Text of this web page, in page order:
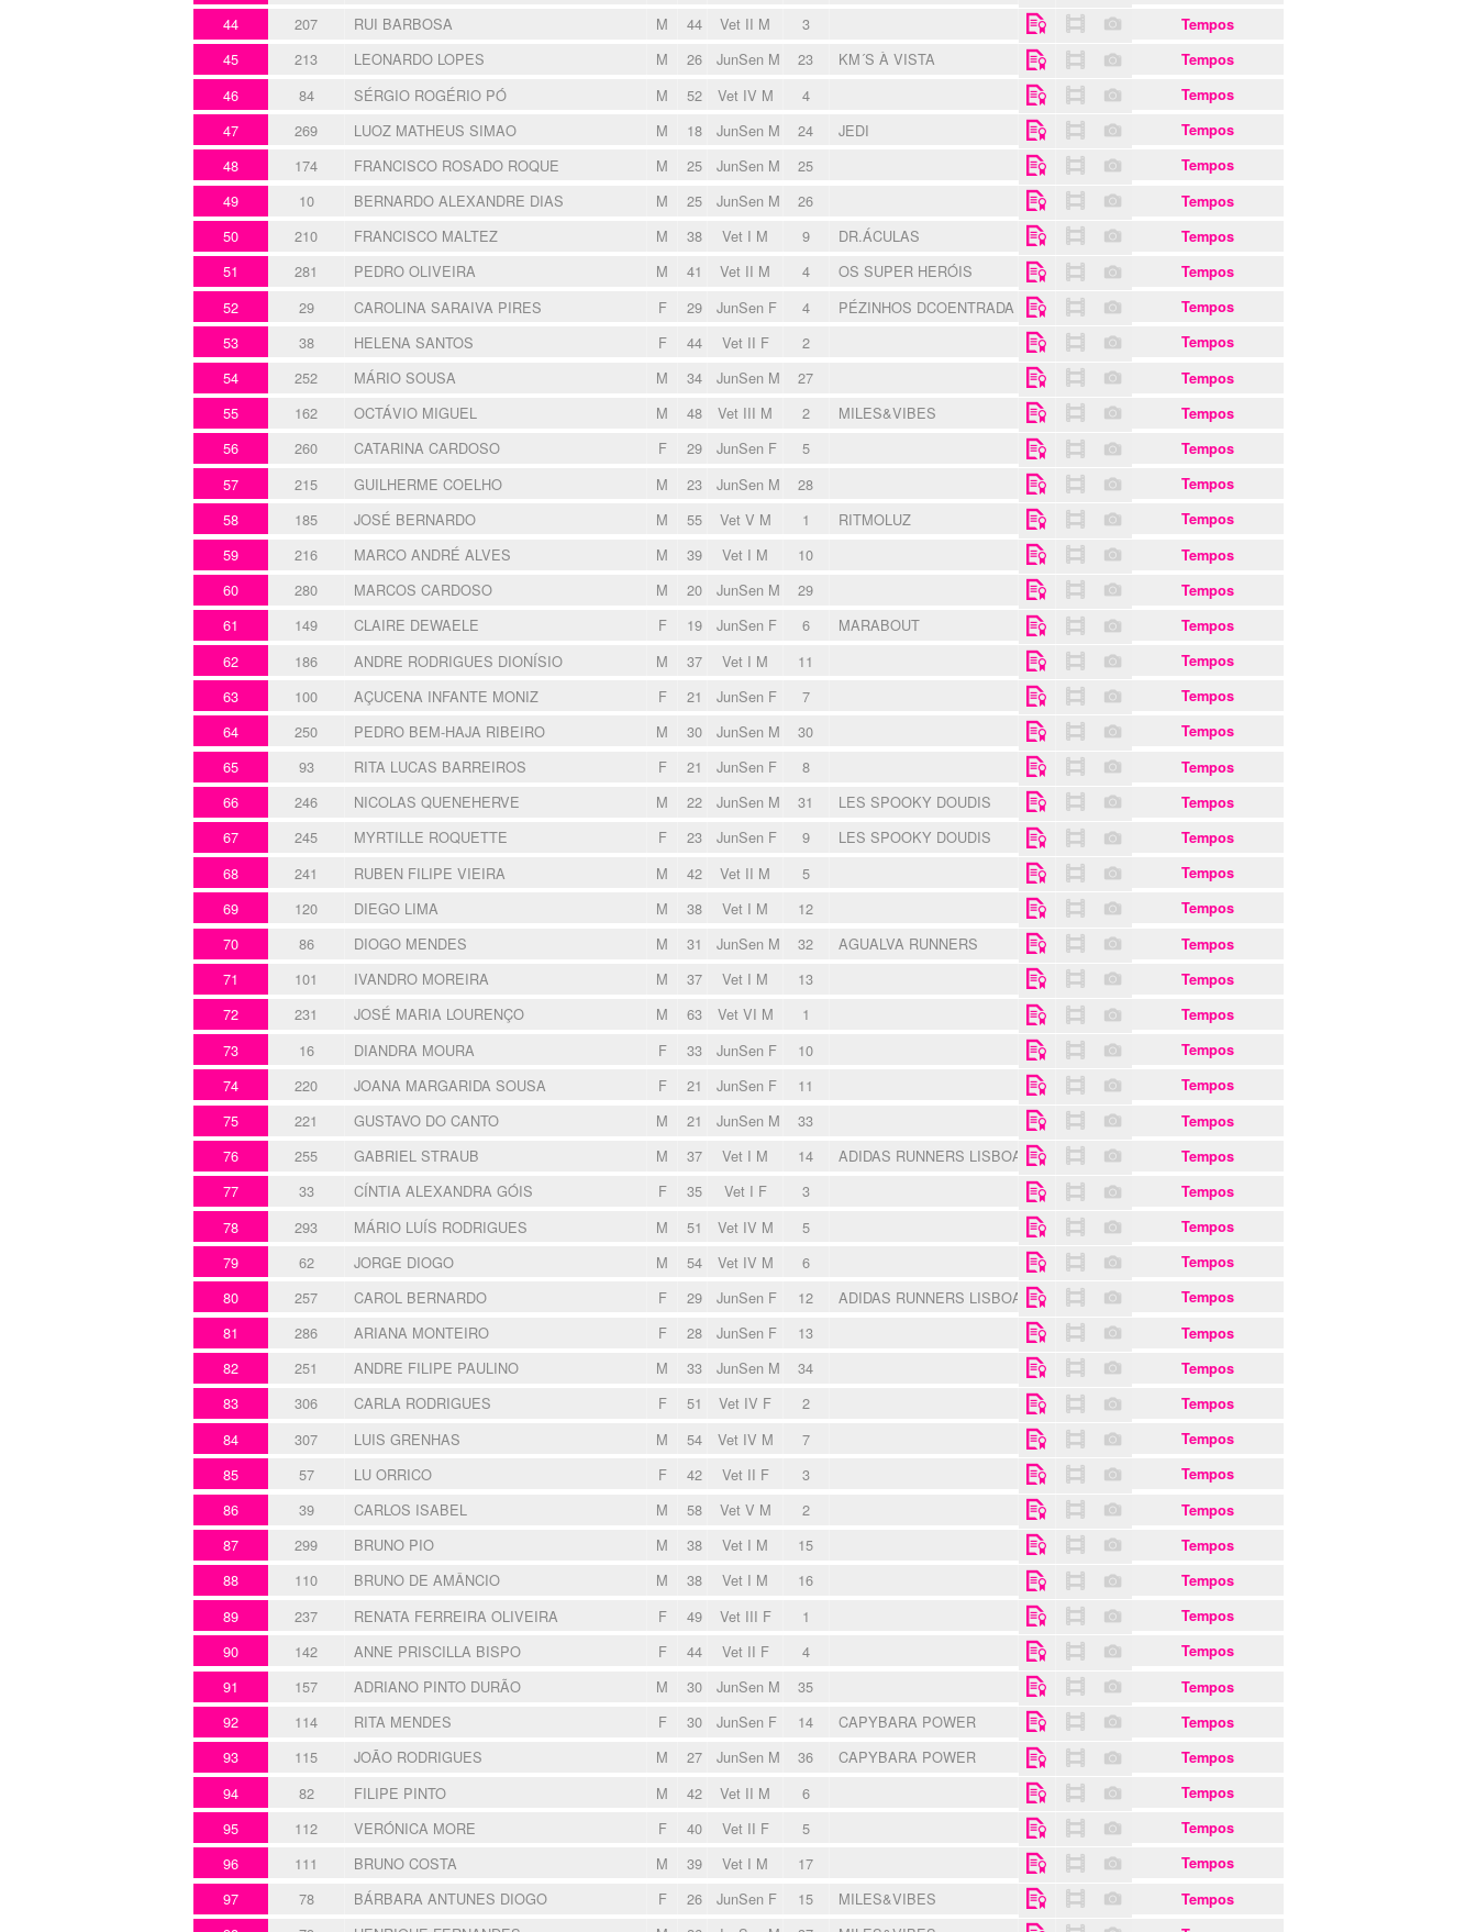
44 207 RUI BARBOSA M 44 Vet II M 3 Tempos
45 213 LEONARDO LOPES M 26 JunSen M 23 KM´S À VISTA Tempos
46 84 SÉRGIO ROGÉRIO PÓ M 52 Vet IV M 4 Tempos
47 269 LUOZ MATHEUS SIMAO M 18 JunSen M 24 JEDI Tempos
48 174 FRANCISCO ROSADO ROQUE M 25 JunSen M 25 Tempos
49 10 BERNARDO ALEXANDRE DIAS M 25 JunSen M 26 Tempos
50 210 FRANCISCO MALTEZ M 38 Vet I M 9 DR.ÁCULAS Tempos
51 281 PEDRO OLIVEIRA M 41 Vet II M 4 OS SUPER HERÓIS Tempos
52 29 CAROLINA SARAIVA PIRES F 29 JunSen F 4 PÉZINHOS DCOENTRADA Tempos
53 38 HELENA SANTOS F 44 Vet II F 2 Tempos
54 252 MÁRIO SOUSA M 34 JunSen M 27 Tempos
55 162 OCTÁVIO MIGUEL M 48 Vet III M 2 MILES&VIBES Tempos
56 260 CATARINA CARDOSO F 29 JunSen F 5 Tempos
57 215 GUILHERME COELHO M 23 JunSen M 28 Tempos
58 185 JOSÉ BERNARDO M 55 Vet V M 1 RITMOLUZ Tempos
59 216 MARCO ANDRÉ ALVES M 39 Vet I M 10 Tempos
60 280 MARCOS CARDOSO M 20 JunSen M 29 Tempos
61 149 CLAIRE DEWAELE F 19 JunSen F 6 MARABOUT Tempos
62 186 ANDRE RODRIGUES DIONÍSIO M 37 Vet I M 11 Tempos
63 100 AÇUCENA INFANTE MONIZ F 21 JunSen F 7 Tempos
64 250 PEDRO BEM-HAJA RIBEIRO M 30 JunSen M 30 Tempos
65 93 RITA LUCAS BARREIROS F 21 JunSen F 8 Tempos
66 246 NICOLAS QUENEHERVE M 22 JunSen M 31 LES SPOOKY DOUDIS Tempos
67 245 MYRTILLE ROQUETTE F 23 JunSen F 9 LES SPOOKY DOUDIS Tempos
68 241 RUBEN FILIPE VIEIRA M 42 Vet II M 5 Tempos
69 120 DIEGO LIMA M 38 Vet I M 12 Tempos
70 86 DIOGO MENDES M 31 JunSen M 32 AGUALVA RUNNERS Tempos
71 101 IVANDRO MOREIRA M 37 Vet I M 13 Tempos
72 231 JOSÉ MARIA LOURENÇO M 63 Vet VI M 1 Tempos
73 16 DIANDRA MOURA F 33 JunSen F 10 Tempos
74 220 JOANA MARGARIDA SOUSA F 21 JunSen F 11 Tempos
75 221 GUSTAVO DO CANTO M 21 JunSen M 33 Tempos
76 255 GABRIEL STRAUB M 37 Vet I M 14 ADIDAS RUNNERS LISBOA Tempos
77 33 CÍNTIA ALEXANDRA GÓIS F 35 Vet I F 3 Tempos
78 293 MÁRIO LUÍS RODRIGUES M 51 Vet IV M 5 Tempos
79 62 JORGE DIOGO M 54 Vet IV M 6 Tempos
80 257 CAROL BERNARDO F 29 JunSen F 12 ADIDAS RUNNERS LISBOA Tempos
81 286 ARIANA MONTEIRO F 28 JunSen F 13 Tempos
82 251 ANDRE FILIPE PAULINO M 33 JunSen M 34 Tempos
83 306 CARLA RODRIGUES F 51 Vet IV F 2 Tempos
84 307 LUIS GRENHAS M 54 Vet IV M 7 Tempos
85 57 LU ORRICO F 42 Vet II F 3 Tempos
86 39 CARLOS ISABEL M 58 Vet V M 2 Tempos
87 299 BRUNO PIO M 38 Vet I M 15 Tempos
88 110 BRUNO DE AMÂNCIO M 38 Vet I M 16 Tempos
89 237 RENATA FERREIRA OLIVEIRA F 49 Vet III F 1 Tempos
90 142 ANNE PRISCILLA BISPO F 44 Vet II F 4 Tempos
91 157 ADRIANO PINTO DURÃO M 30 JunSen M 35 Tempos
92 114 RITA MENDES F 30 JunSen F 14 CAPYBARA POWER Tempos
93 115 JOĀO RODRIGUES M 27 JunSen M 36 CAPYBARA POWER Tempos
94 82 FILIPE PINTO M 42 Vet II M 6 Tempos
95 112 VERÓNICA MORE F 40 Vet II F 5 Tempos
96 111 BRUNO COSTA M 39 Vet I M 17 Tempos
97 78 BÁRBARA ANTUNES DIOGO F 26 JunSen F 15 MILES&VIBES Tempos